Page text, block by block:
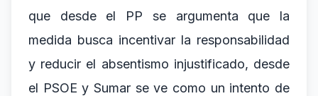
que desde el PP se argumenta que la
medida busca incentivar la responsabilidad
y reducir el absentismo injustificado, desde
el PSOE y Sumar se ve como un intento de